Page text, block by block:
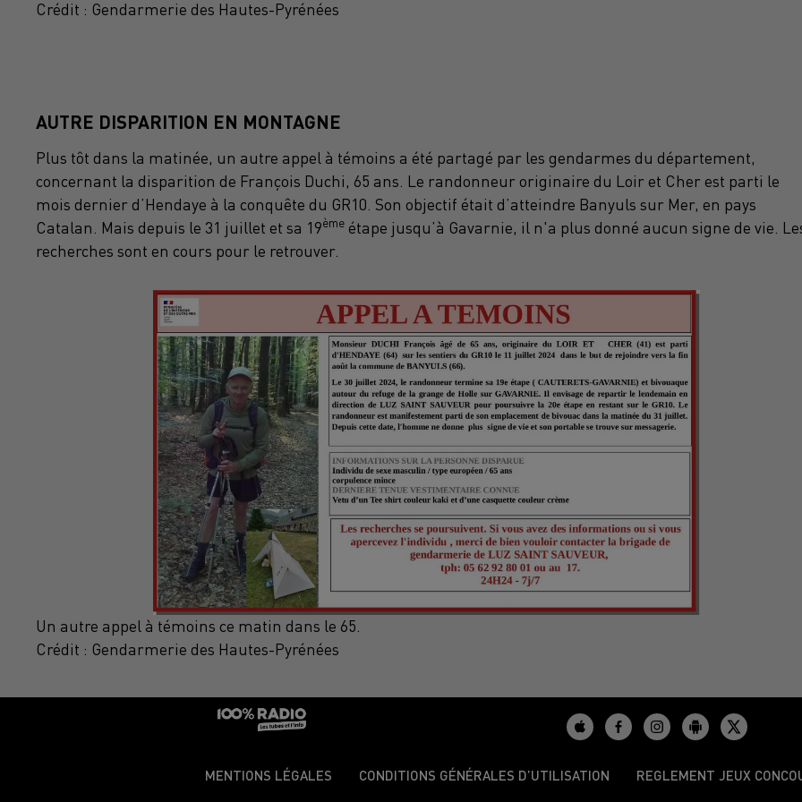
Crédit : Gendarmerie des Hautes-Pyrénées
AUTRE DISPARITION EN MONTAGNE
Plus tôt dans la matinée, un autre appel à témoins a été partagé par les gendarmes du département,
concernant la disparition de François Duchi, 65 ans. Le randonneur originaire du Loir et Cher est parti le
mois dernier d’Hendaye à la conquête du GR10. Son objectif était d’atteindre Banyuls sur Mer, en pays
Catalan. Mais depuis le 31 juillet et sa 19ème étape jusqu’à Gavarnie, il n'a plus donné aucun signe de vie.
recherches sont en cours pour le retrouver.
Un autre appel à témoins ce matin dans le 65.
Crédit : Gendarmerie des Hautes-Pyrénées
MENTIONS LÉGALES CONDITIONS GÉNÉRALES D’UTILISATION REGLEMENT JEUX